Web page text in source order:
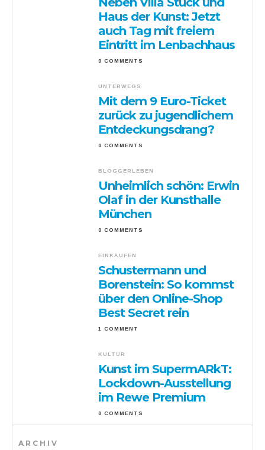
Haus der Kunst: Jetzt
auch Tag mit freiem
Eintritt im Lenbachhaus
0 COMMENTS
UNTERWEGS
Mit dem 9 Euro-Ticket
zurück zu jugendlichem
Entdeckungsdrang?
0 COMMENTS
BLOGGERLEBEN
Unheimlich schön: Erwin
Olaf in der Kunsthalle
München
0 COMMENTS
EINKAUFEN
Schustermann und
Borenstein: So kommst
über den Online-Shop
Best Secret rein
1 COMMENT
KULTUR
Kunst im SupermARkT:
Lockdown-Ausstellung
im Rewe Premium
0 COMMENTS
ARCHIV